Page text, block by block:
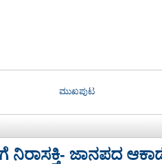
ಮುಖಪುಟ
ನಿರಾಸಕ್ತಿ- ಜಾನಪದ